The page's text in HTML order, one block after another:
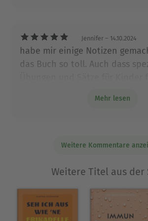
und Loslassen. Sie bietet
Workshops, Online-Lehrgänge und
Ausblenden
anzuziehen, mag sein. Aber
dann doch mehr. Deshalb ist
auch stellenweise zu esoterisch.
Jennifer – 14.10.2024
habe mir einige Notizen
das Buch so toll. Auch dass
pädagogischen Alltag
Mehr lesen
Weitere Kommentare
Weitere Titel aus der